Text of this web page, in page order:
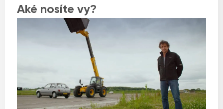
Aké nosíte vy?